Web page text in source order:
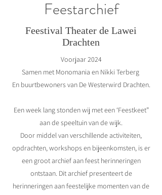
Feestarchief
Feestival Theater de Lawei
Drachten
Voorjaar 2024
Samen met Monomania en Nikki Terberg
En buurtbewoners van De Westerwird Drachten.
Een week lang stonden wij met een ‘Feestkeet”
aan de speeltuin van de wijk.
Door middel van verschillende activiteiten,
opdrachten, workshops en bijeenkomsten, is er
een groot archief aan feest herinneringen
ontstaan. Dit archief presenteert de
herinneringen aan feestelijke momenten van de